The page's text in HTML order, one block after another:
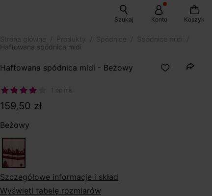
Szukaj Konto Koszyk
Haftowana spódnica midi
Haftowana spódnica midi - Beżowy
159,50 zł
Beżowy
szczegółowe informacje i skład
Wyświetl tabelę rozmiarów